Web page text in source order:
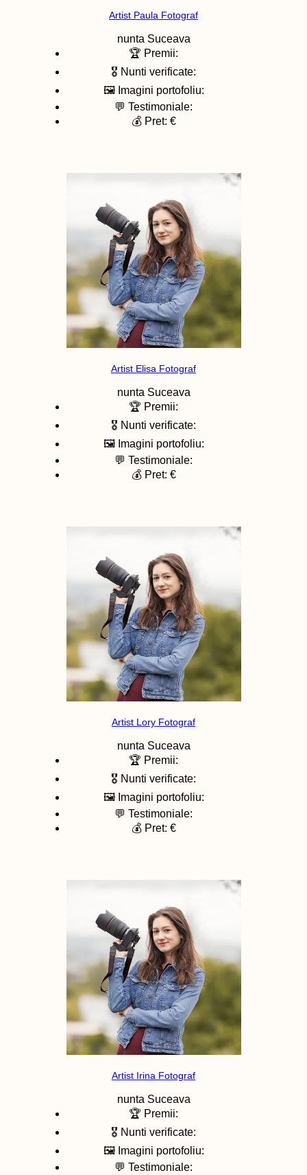
Artist Paula Fotograf
nunta Suceava
🏆 Premii:
🎖️ Nunti verificate:
🖼️ Imagini portofoliu:
💬 Testimoniale:
💰 Pret: €
Artist Elisa Fotograf
nunta Suceava
🏆 Premii:
🎖️ Nunti verificate:
🖼️ Imagini portofoliu:
💬 Testimoniale:
💰 Pret: €
Artist Lory Fotograf
nunta Suceava
🏆 Premii:
🎖️ Nunti verificate:
🖼️ Imagini portofoliu:
💬 Testimoniale:
💰 Pret: €
Artist Irina Fotograf
nunta Suceava
🏆 Premii:
🎖️ Nunti verificate:
🖼️ Imagini portofoliu:
💬 Testimoniale: